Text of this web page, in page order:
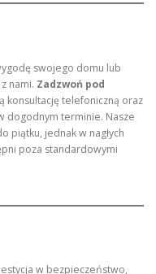
swojego domu lub
nami. Zadzwoń pod
konsultację telefoniczną oraz
dogodnym terminie. Nasze
piątku, jednak w nagłych
poza standardowymi
w bezpieczeństwo,